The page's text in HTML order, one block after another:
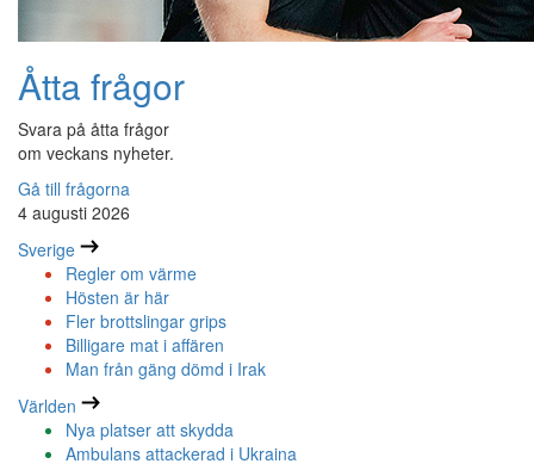
Åtta frågor
Svara på åtta frågor
om veckans nyheter.
Gå till frågorna
4 augusti 2026
Sverige
Regler om värme
Hösten är här
Fler brottslingar grips
Billigare mat i affären
Man från gäng dömd i Irak
Världen
Nya platser att skydda
Ambulans attackerad i Ukraina